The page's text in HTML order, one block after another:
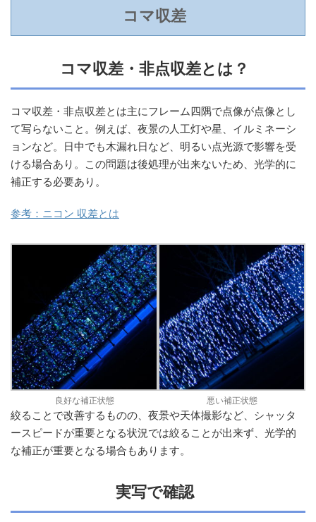
コマ収差
コマ収差・非点収差とは？
コマ収差・非点収差とは主にフレーム四隅で点像が点像とし
て写らないこと。例えば、夜景の人工灯や星、イルミネーシ
ョンなど。日中でも木漏れ日など、明るい点光源で影響を受
ける場合あり。この問題は後処理が出来ないため、光学的に
補正する必要あり。
参考：ニコン 収差とは
良好な補正状態 悪い補正状態
絞ることで改善するものの、夜景や天体撮影など、シャッタ
ースピードが重要となる状況では絞ることが出来ず、光学的
な補正が重要となる場合もあります。
実写で確認